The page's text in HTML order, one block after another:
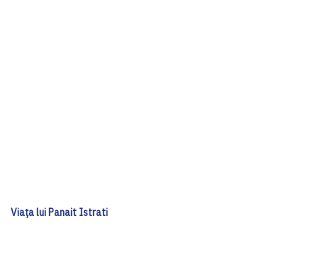
Viața lui Panait Istrati